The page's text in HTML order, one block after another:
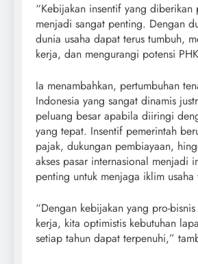
“Kebijakan insentif yang diberikan
menjadi sangat penting. Dengan
dunia usaha dapat terus tumbuh,
kerja, dan mengurangi potensi
Ia menambahkan, pertumbuhan
Indonesia yang sangat dinamis
peluang besar apabila diiringi
yang tepat. Insentif pemerintah
pajak, dukungan pembiayaan,
akses pasar internasional menjadi
penting untuk menjaga iklim usaha
“Dengan kebijakan yang pro-
kerja, kita optimistis kebutuhan
setiap tahun dapat terpenuhi,”